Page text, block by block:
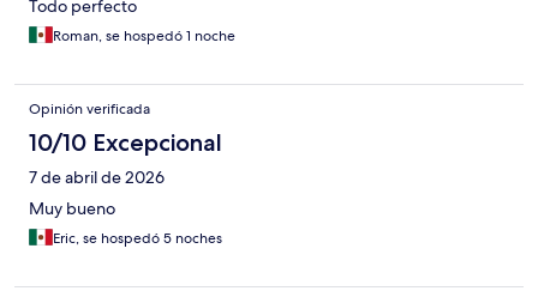
Todo perfecto
Roman, se hospedó 1 noche
Opinión verificada
10/10 Excepcional
7 de abril de 2026
Muy bueno
Eric, se hospedó 5 noches